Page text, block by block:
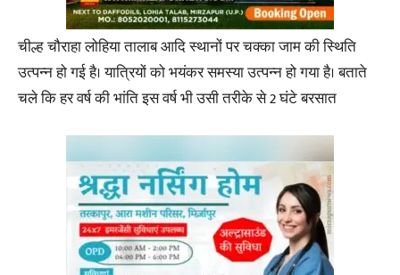
चील्ह चौराहा लोहिया तालाब आदि स्थानों पर चक्का जाम की स्थिति
उत्पन्न हो गई है। यात्रियों को भयंकर समस्या उत्पन्न हो गया है। बताते
चले कि हर वर्ष की भांति इस वर्ष भी उसी तरीके से 2 घंटे बरसात